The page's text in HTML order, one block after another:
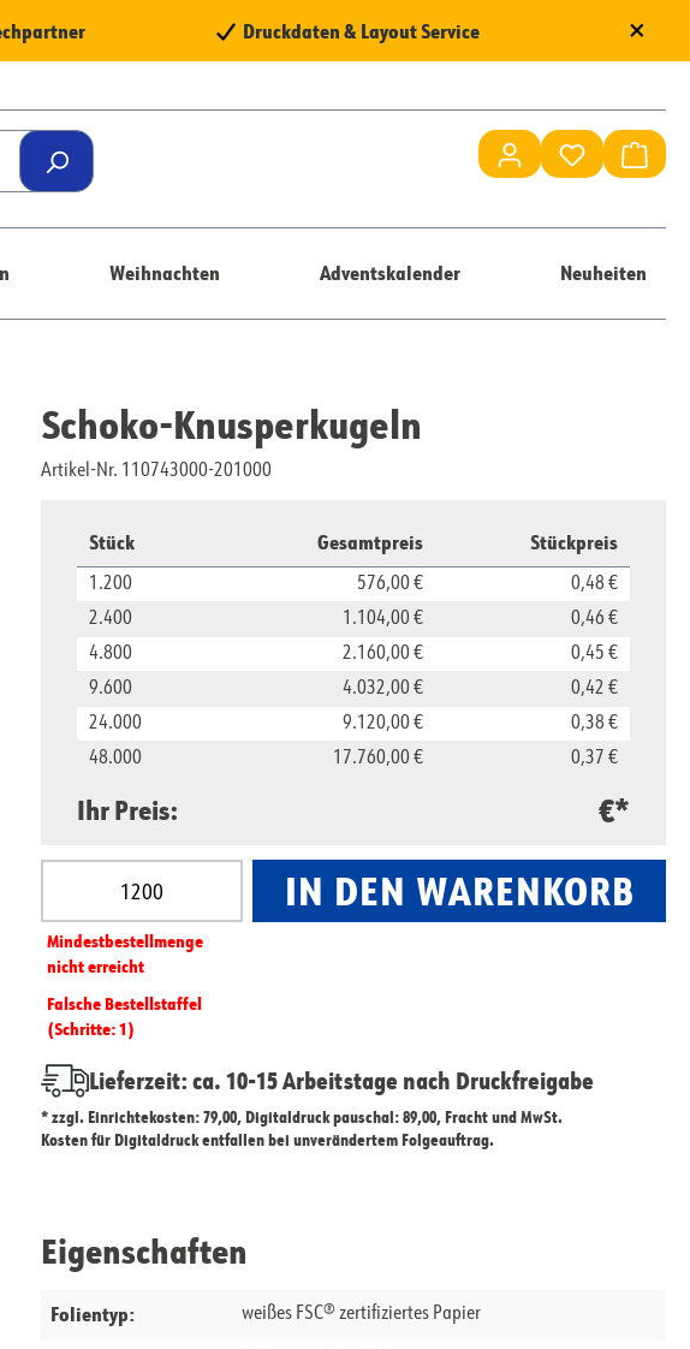
Druckdaten & Layout Service ×
Du hast 0
Weihnachten Adventskalender Neuheiten
Schoko-Knusperkugeln
Artikel-Nr. 110743000-201000
Stück Gesamtpreis Stückpreis
1.200 576,00 €
0,48 €
2.400
1.104,00 €
0,46 €
4.800
2.160,00 €
0,45 €
9.600
4.032,00 €
0,42 €
24.000
9.120,00 €
0,38 €
48.000
17.760,00 € 0,37 €
Ihr Preis: €*
Produkt Anzahl: Gib den gewünschten Wert ein oder
Mindest­­bestell­­menge
nicht erreicht
Falsche Bestellstaffel
(Schritte: 1)
IN DEN WARENKORB
Lieferzeit: ca. 10-15 Arbeitstage nach Druckfreigabe
* zzgl. Einrichtekosten: 79,00, Digitaldruck pauschal: 89,00, Fracht und MwSt.
Kosten für Digitaldruck entfallen bei unverändertem Folgeauftrag.
Eigenschaften
Folientyp: weißes FSC® zertifiziertes Papier